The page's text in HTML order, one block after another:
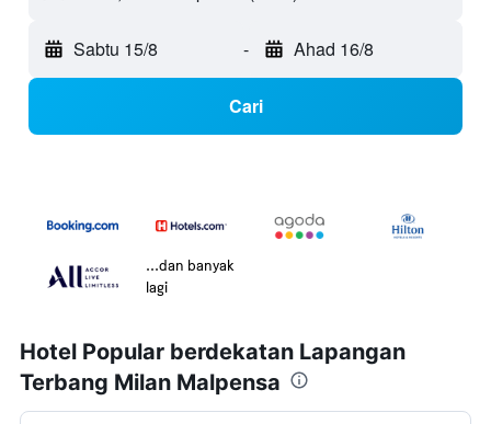
Sabtu 15/8 - Ahad 16/8
Cari
...dan banyak
lagi
Hotel Popular berdekatan Lapangan
Terbang Milan Malpensa